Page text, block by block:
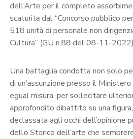
dell’Arte per il completo
scaturita dal “Concorso pubblico
518 unità di personale non
Cultura” (GU n.88 del 08-11-
Una battaglia condotta non solo
di un’assunzione presso il
egual misura, per sollecitare
approfondito dibattito su una
declassata agli occhi dell’opinione
dello Storico dell’arte che